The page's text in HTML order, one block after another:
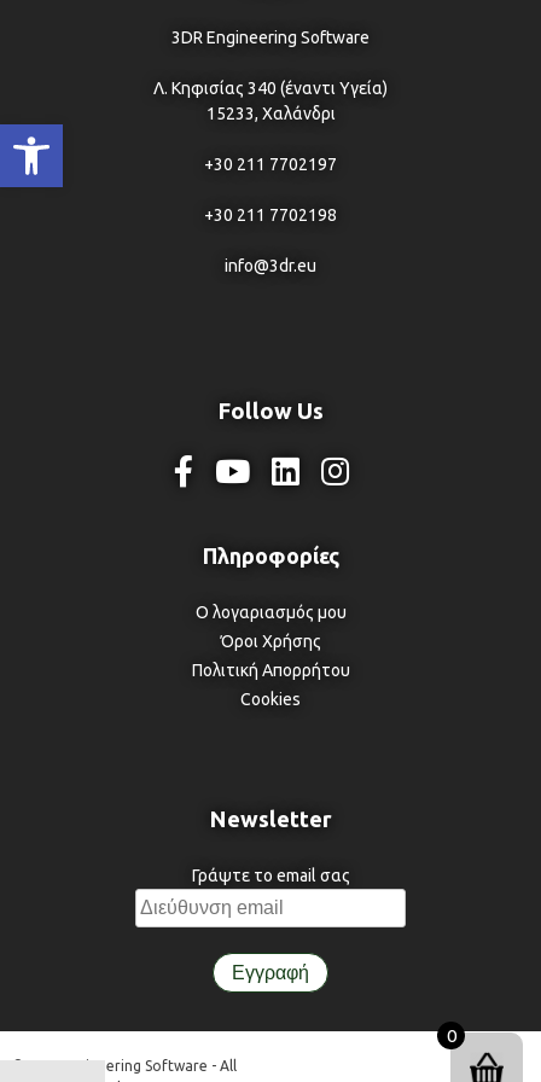
Ανοίξτε τη γραμμή εργαλείων
3DR Engineering Software
Λ. Κηφισίας 340 (έναντι Υγεία)
15233, Χαλάνδρι
+30 211 7702197
+30 211 7702198
info@3dr.eu
Follow Us
Ο λογαριασμός μου
Όροι Χρήσης
Πολιτική Απορρήτου
Cookies
Newsletter
Γράψτε το email σας
© 3DR Engineering Software - All
0